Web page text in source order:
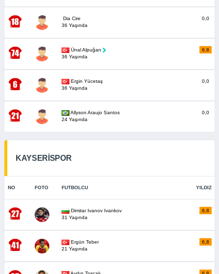
Dia Cire
36 Yaşında
0,0
Ünal Alpuğan
36 Yaşında
6,8
Ergin Yücetaş
36 Yaşında
0,0
Allyson Araujo Santos
24 Yaşında
0,0
KAYSERİSPOR
NO FOTO FUTBOLCU YILDIZ
Dimitar Ivanov Ivankov
31 Yaşında
6,8
Ergün Teber
21 Yaşında
6,8